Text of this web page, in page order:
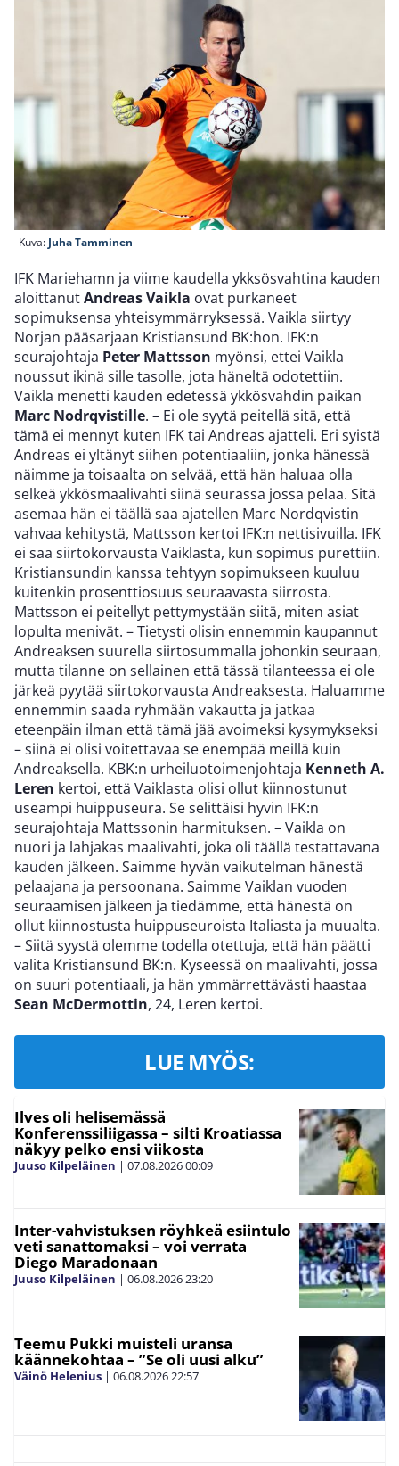
Kuva: Juha Tamminen
IFK Mariehamn ja viime kaudella ykksösvahtina kauden
aloittanutAndreas Vaikla ovat purkaneet
sopimuksensa yhteisymmärryksessä. Vaikla siirtyy
Norjan pääsarjaan Kristiansund BK:hon. IFK:n
seurajohtaja Peter Mattsson myönsi, ettei Vaikla
noussut ikinä sille tasolle, jota häneltä odotettiin.
Vaikla menetti kauden edetessä ykkösvahdin paikan
Marc Nodrqvistille. – Ei ole syytä peitellä sitä, että
tämä ei mennyt kuten IFK tai Andreas ajatteli. Eri syistä
Andreas ei yltänyt siihen potentiaaliin, jonka hänessä
näimme ja toisaalta on selvää, että hän haluaa olla
selkeä ykkösmaalivahti siinä seurassa jossa pelaa. Sitä
asemaa hän ei täällä saa ajatellen Marc Nordqvistin
vahvaa kehitystä, Mattsson kertoi IFK:n nettisivuilla. IFK
ei saa siirtokorvausta Vaiklasta, kun sopimus purettiin.
Kristiansundin kanssa tehtyyn sopimukseen kuuluu
kuitenkin prosenttiosuus seuraavasta siirrosta.
Mattsson ei peitellyt pettymystään siitä, miten asiat
lopulta menivät. – Tietysti olisin ennemmin kaupannut
Andreaksen suurella siirtosummalla johonkin seuraan,
mutta tilanne on sellainen että tässä tilanteessa ei ole
järkeä pyytää siirtokorvausta Andreaksesta. Haluamme
ennemmin saada ryhmään vakautta ja jatkaa
eteenpäin ilman että tämä jää avoimeksi kysymykseksi
– siinä ei olisi voitettavaa se enempää meillä kuin
Andreaksella. KBK:n urheiluotoimenjohtaja Kenneth A.
Leren kertoi, että Vaiklasta olisi ollut kiinnostunut
useampi huippuseura. Se selittäisi hyvin IFK:n
seurajohtaja Mattssonin harmituksen. – Vaikla on
nuori ja lahjakas maalivahti, joka oli täällä testattavana
kauden jälkeen. Saimme hyvän vaikutelman hänestä
pelaajana ja persoonana. Saimme Vaiklan vuoden
seuraamisen jälkeen ja tiedämme, että hänestä on
ollut kiinnostusta huippuseuroista Italiasta ja muualta.
– Siitä syystä olemme todella otettuja, että hän päätti
valita Kristiansund BK:n. Kyseessä on maalivahti, jossa
on suuri potentiaali, ja hän ymmärrettävästi haastaa
Sean McDermottin, 24, Leren kertoi.
LUE MYÖS:
Ilves oli helisemässä
Konferenssiliigassa – silti Kroatiassa
näkyy pelko ensi viikosta
Juuso Kilpeläinen | 07.08.202600:09
Inter-vahvistuksen röyhkeä esiintulo
veti sanattomaksi – voi verrata
Diego Maradonaan
Juuso Kilpeläinen | 06.08.202623:20
Teemu Pukki muisteli uransa
käännekohtaa – ”Se oli uusi alku”
Väinö Helenius | 06.08.202622:57